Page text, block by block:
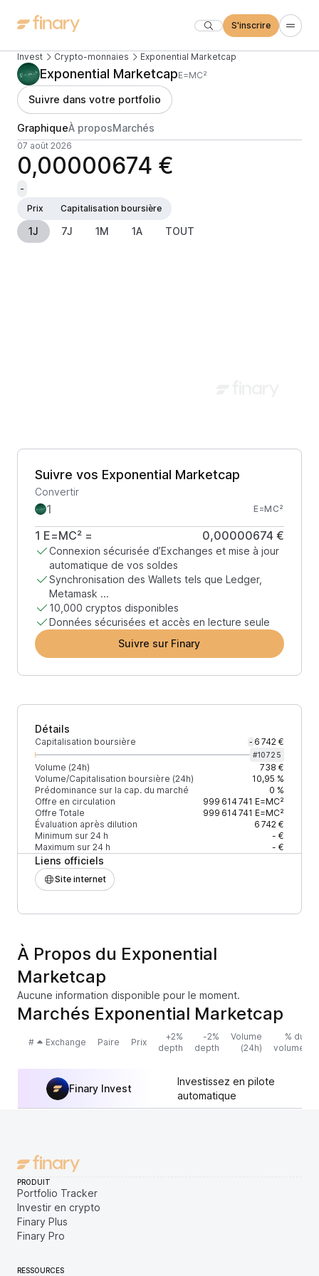
S'inscrire
Invest Crypto-monnaies Exponential Marketcap
Exponential MarketcapE=MC²
Suivre dans votre portfolio
GraphiqueÀ proposMarchés
07 août 2026
0,00000674 €
-
Prix
Capitalisation boursière
1J 7J 1M 1A TOUT
Suivre vos Exponential Marketcap
Convertir
E=MC²
1 E=MC² = 0,00000674 €
Connexion sécurisée d’Exchanges et mise à jour
automatique de vos soldes
Synchronisation des Wallets tels que Ledger,
Metamask ...
10,000 cryptos disponibles
Données sécurisées et accès en lecture seule
Suivre sur Finary
Détails
Capitalisation boursière - 6 742 €
#10725
Volume (24h)
738 €
Volume/Capitalisation boursière (24h)
10,95 %
Prédominance sur la cap. du marché
0 %
Offre en circulation
999 614 741 E=MC²
Offre Totale
999 614 741 E=MC²
Évaluation après dilution
6 742 €
Minimum sur 24 h
- €
Maximum sur 24 h
- €
Liens officiels
Site internet
À Propos du Exponential
Marketcap
Aucune information disponible pour le moment.
Marchés Exponential Marketcap
# Exchange Paire Prix
+2%
depth
-2%
depth
Volume
(24h)
% du
volume
Finary Invest
Investissez en pilote
automatique
PRODUIT
Portfolio Tracker
Investir en crypto
Finary Plus
Finary Pro
RESSOURCES